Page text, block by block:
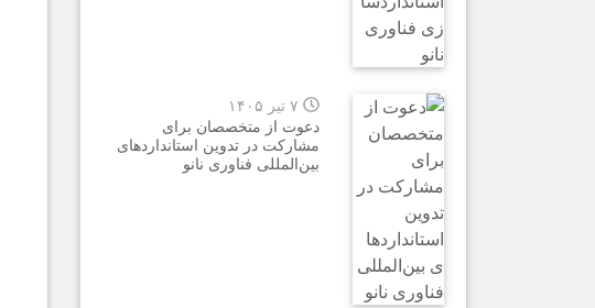
۷ تیر ۱۴۰۵
دعوت از متخصصان برای
مشارکت در تدوین استانداردهای
بین‌المللی فناوری نانو